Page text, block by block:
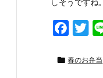
しそうですね。
F
c
T
itt
 春のお弁当